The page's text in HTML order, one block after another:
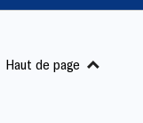
Haut de page